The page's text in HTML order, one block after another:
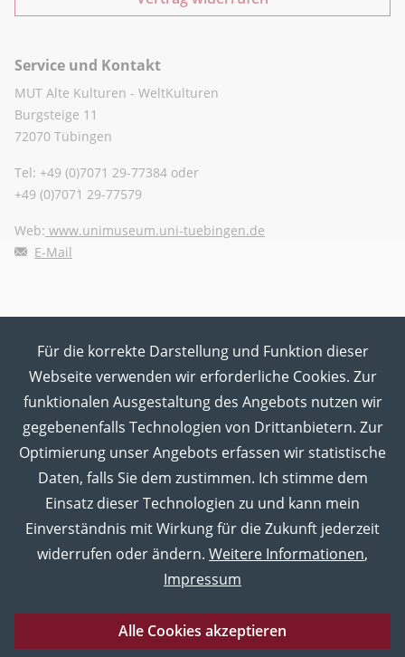
Service und Kontakt
MUT Alte Kulturen - WeltKulturen
Burgsteige 11
72070 Tübingen
Tel: +49 (0)7071 29-77384 oder
+49 (0)7071 29-77579
Web: www.unimuseum.uni-tuebingen.de
E-Mail
MUT in den Sozialen Medien
Eberhard Karls Universität Tübingen Impressum
Für die korrekte Darstellung und Funktion dieser
Webseite verwenden wir erforderliche Cookies. Zur
funktionalen Ausgestaltung des Angebots nutzen wir
gegebenenfalls Technologien von Drittanbietern. Zur
Optimierung unser Angebots erfassen wir statistische
Daten, falls Sie dem zustimmen. Ich stimme dem
Einsatz dieser Technologien zu und kann mein
Einverständnis mit Wirkung für die Zukunft jederzeit
widerrufen oder ändern. Weitere Informationen,
Impressum
Alle Cookies akzeptieren